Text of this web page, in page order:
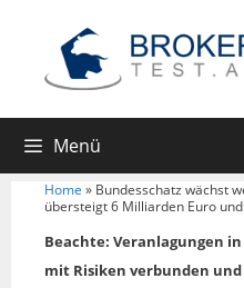
Menü
Home » Bundesschatz wächst
übersteigt 6 Milliarden Euro
Beachte: Veranlagungen
mit Risiken verbunden